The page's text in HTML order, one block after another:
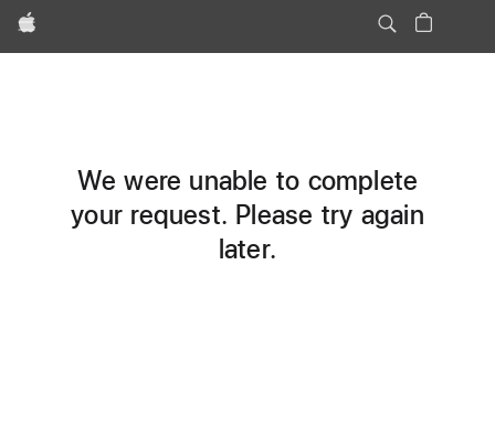
Apple
We were unable to complete
your request. Please try again
later.